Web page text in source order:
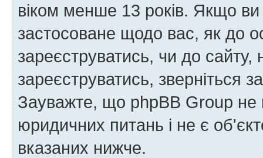
віком менше 13 років. Якщо
застосоване щодо вас, як до
зареєструватись, чи до
зареєструватись, зверніться
Зауважте, що phpBB Group не
юридичних питань і не є
вказаних нижче.